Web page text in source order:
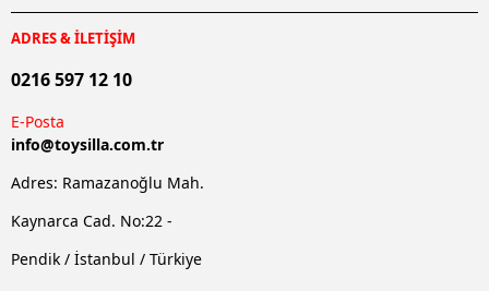
ADRES & İLETİŞİM
0216 597 12 10
E-Posta
info@toysilla.com.tr
Adres: Ramazanoğlu Mah.
Kaynarca Cad. No:22 -
Pendik / İstanbul / Türkiye